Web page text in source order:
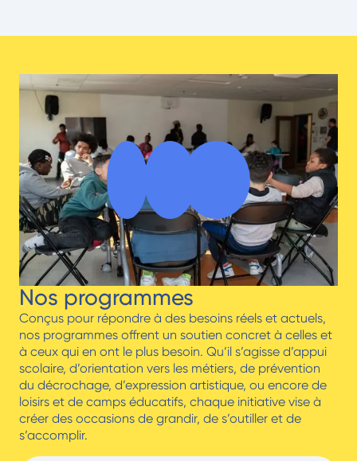
Nos programmes
Conçus pour répondre à des besoins réels et actuels,
nos programmes offrent un soutien concret à celles et
à ceux qui en ont le plus besoin. Qu’il s’agisse d’appui
scolaire, d’orientation vers les métiers, de prévention
du décrochage, d’expression artistique, ou encore de
loisirs et de camps éducatifs, chaque initiative vise à
créer des occasions de grandir, de s’outiller et de
s’accomplir.